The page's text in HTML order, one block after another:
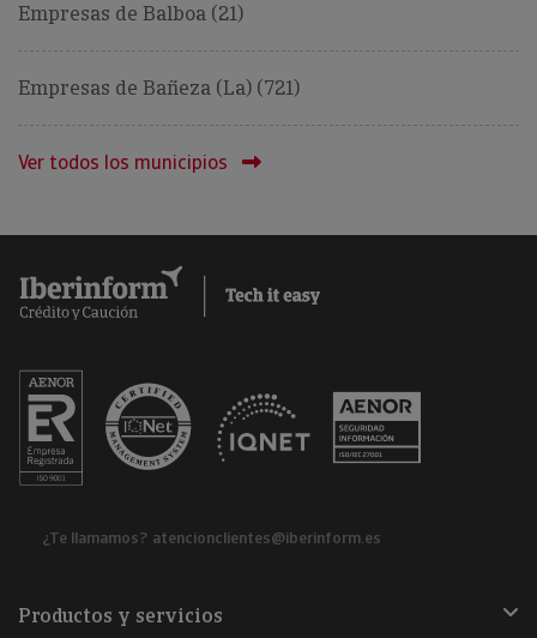
Empresas de Balboa (21)
Empresas de Bañeza (La) (721)
Ver todos los municipios
¿Te llamamos? atencionclientes@iberinform.es
Productos y servicios